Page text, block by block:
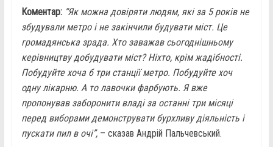
Коментар: “Як можна довіряти людям, які за 5 років не
збудували метро і не закінчили будувати міст. Це
громадянська зрада. Хто заважав сьогоднішньому
керівництву добудувати міст? Ніхто, крім жадібності.
Побудуйте хоча б три станції метро. Побудуйте хоч
одну лікарню. А то лавочки фарбують. Я вже
пропонував заборонити владі за останні три місяці
перед виборами демонструвати бурхливу діяльність і
пускати пил в очі”,– сказав Андрій Пальчевський.